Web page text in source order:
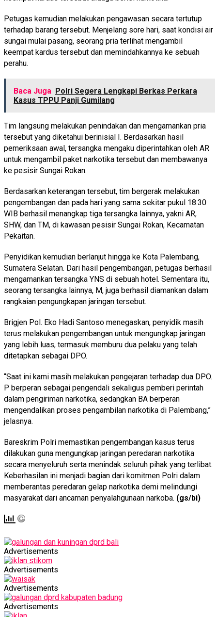
Petugas kemudian melakukan pengawasan secara tertutup
terhadap barang tersebut. Menjelang sore hari, saat kondisi air
sungai mulai pasang, seorang pria terlihat mengambil
keempat kardus tersebut dan memindahkannya ke sebuah
perahu.
Baca Juga Polri Segera Lengkapi Berkas Perkara
Kasus TPPU Panji Gumilang
Tim langsung melakukan penindakan dan mengamankan pria
tersebut yang diketahui berinisial I. Berdasarkan hasil
pemeriksaan awal, tersangka mengaku diperintahkan oleh AR
untuk mengambil paket narkotika tersebut dan membawanya
ke pesisir Sungai Rokan.
Berdasarkan keterangan tersebut, tim bergerak melakukan
pengembangan dan pada hari yang sama sekitar pukul 18.30
WIB berhasil menangkap tiga tersangka lainnya, yakni AR,
SHW, dan TM, di kawasan pesisir Sungai Rokan, Kecamatan
Pekaitan.
Penyidikan kemudian berlanjut hingga ke Kota Palembang,
Sumatera Selatan. Dari hasil pengembangan, petugas berhasil
mengamankan tersangka YNS di sebuah hotel. Sementara itu,
seorang tersangka lainnya, M, juga berhasil diamankan dalam
rangkaian pengungkapan jaringan tersebut.
Brigjen Pol. Eko Hadi Santoso menegaskan, penyidik masih
terus melakukan pengembangan untuk mengungkap jaringan
yang lebih luas, termasuk memburu dua pelaku yang telah
ditetapkan sebagai DPO.
“Saat ini kami masih melakukan pengejaran terhadap dua DPO.
P berperan sebagai pengendali sekaligus pemberi perintah
dalam pengiriman narkotika, sedangkan BA berperan
mengendalikan proses pengambilan narkotika di Palembang,”
jelasnya.
Bareskrim Polri memastikan pengembangan kasus terus
dilakukan guna mengungkap jaringan peredaran narkotika
secara menyeluruh serta menindak seluruh pihak yang terlibat.
Keberhasilan ini menjadi bagian dari komitmen Polri dalam
memberantas peredaran gelap narkotika demi melindungi
masyarakat dari ancaman penyalahgunaan narkoba. (gs/bi)
Advertisements
Advertisements
Advertisements
Advertisements